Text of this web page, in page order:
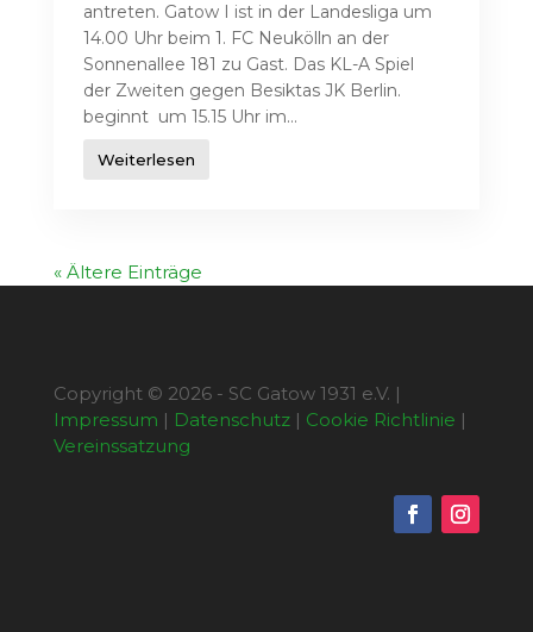
antreten. Gatow I ist in der Landesliga um
14.00 Uhr beim 1. FC Neukölln an der
Sonnenallee 181 zu Gast. Das KL-A Spiel
der Zweiten gegen Besiktas JK Berlin.
beginnt um 15.15 Uhr im...
Weiterlesen
« Ältere Einträge
Copyright © 2026 - SC Gatow 1931 e.V. |
Impressum | Datenschutz| Cookie Richtlinie |
Vereinssatzung